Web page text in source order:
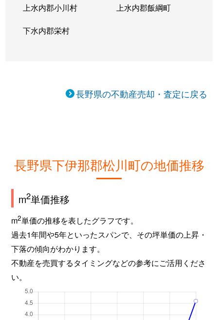
上水内郡小川村 上水内郡飯綱町
下水内郡栄村
長野県の不動産売却・査定に戻る
長野県下伊那郡松川町の地価推移
m2単価推移
m2単価の推移を表したグラフです。
過去1年間や5年といったスパンで、その坪単価の上昇・
下落の傾向がわかります。
不動産を売買するタイミングなどの参考にご活用くださ
い。